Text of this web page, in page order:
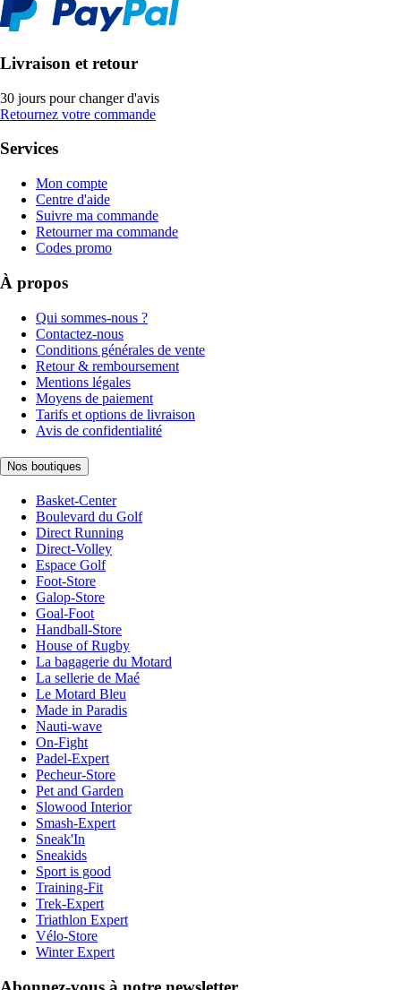
Livraison et retour
30 jours pour changer d'avis
Retournez votre commande
Services
Mon compte
Centre d'aide
Suivre ma commande
Retourner ma commande
Codes promo
À propos
Qui sommes-nous ?
Contactez-nous
Conditions générales de vente
Retour & remboursement
Mentions légales
Moyens de paiement
Tarifs et options de livraison
Avis de confidentialité
Nos boutiques
Basket-Center
Boulevard du Golf
Direct Running
Direct-Volley
Espace Golf
Foot-Store
Galop-Store
Goal-Foot
Handball-Store
House of Rugby
La bagagerie du Motard
La sellerie de Maé
Le Motard Bleu
Made in Paradis
Nauti-wave
On-Fight
Padel-Expert
Pecheur-Store
Pet and Garden
Slowood Interior
Smash-Expert
Sneak'In
Sneakids
Sport is good
Training-Fit
Trek-Expert
Triathlon Expert
Vélo-Store
Winter Expert